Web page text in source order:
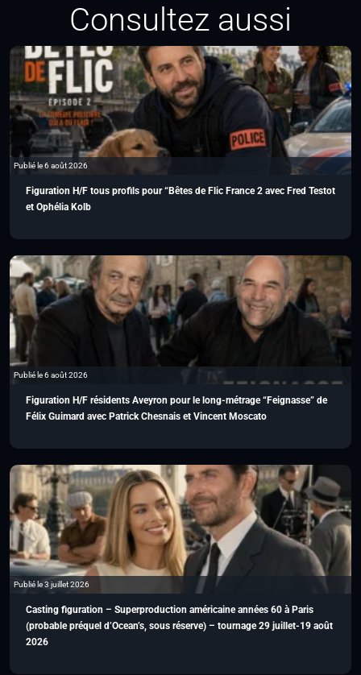
Consultez aussi
Publié le 6 août 2026
Figuration H/F tous profils pour “Bêtes de Flic France 2 avec Fred Testot
et Ophélia Kolb
Publié le 6 août 2026
Figuration H/F résidents Aveyron pour le long-métrage “Feignasse” de
Félix Guimard avec Patrick Chesnais et Vincent Moscato
Publié le 3 juillet 2026
Casting figuration – Superproduction américaine années 60 à Paris
(probable préquel d’Ocean’s, sous réserve) – tournage 29 juillet-19 août
2026